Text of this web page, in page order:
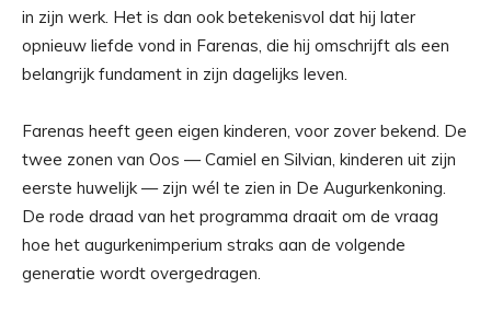
in zijn werk. Het is dan ook betekenisvol dat hij later
opnieuw liefde vond in Farenas, die hij omschrijft als een
belangrijk fundament in zijn dagelijks leven.
Farenas heeft geen eigen kinderen, voor zover bekend. De
twee zonen van Oos — Camiel en Silvian, kinderen uit zijn
eerste huwelijk — zijn wél te zien in De Augurkenkoning.
De rode draad van het programma draait om de vraag
hoe het augurkenimperium straks aan de volgende
generatie wordt overgedragen.